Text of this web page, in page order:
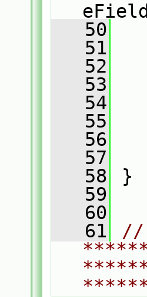
   50
   51
   52
   53
   54
   55
   56
   57
   58
}
   59
   60
   61
//